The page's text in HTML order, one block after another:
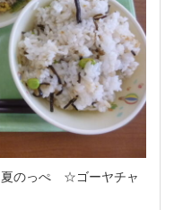
のっぺ ☆ゴーヤチャ